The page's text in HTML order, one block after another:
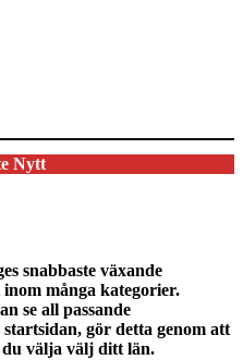
Nytt
snabbaste växande
många kategorier.
se all passande
gör detta genom att
välja välj ditt län.